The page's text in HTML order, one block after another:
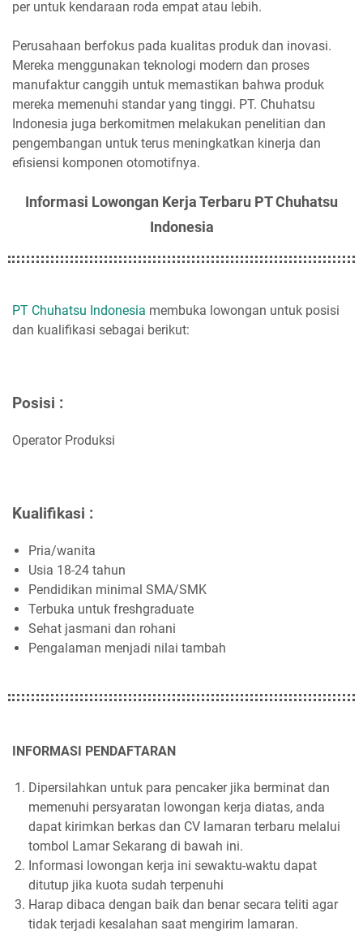
per untuk kendaraan roda empat atau lebih.
Perusahaan berfokus pada kualitas produk dan inovasi.
Mereka menggunakan teknologi modern dan proses
manufaktur canggih untuk memastikan bahwa produk
mereka memenuhi standar yang tinggi. PT. Chuhatsu
Indonesia juga berkomitmen melakukan penelitian dan
pengembangan untuk terus meningkatkan kinerja dan
efisiensi komponen otomotifnya.
Informasi Lowongan Kerja Terbaru PT Chuhatsu
Indonesia
PT Chuhatsu Indonesia membuka lowongan untuk posisi
dan kualifikasi sebagai berikut:
Posisi :
Operator Produksi
Kualifikasi :
Pria/wanita
Usia 18-24 tahun
Pendidikan minimal SMA/SMK
Terbuka untuk freshgraduate
Sehat jasmani dan rohani
Pengalaman menjadi nilai tambah
INFORMASI PENDAFTARAN
Dipersilahkan untuk para pencaker jika berminat dan
memenuhi persyaratan lowongan kerja diatas, anda
dapat kirimkan berkas dan CV lamaran terbaru melalui
tombol Lamar Sekarang di bawah ini.
Informasi lowongan kerja ini sewaktu-waktu dapat
ditutup jika kuota sudah terpenuhi
Harap dibaca dengan baik dan benar secara teliti agar
tidak terjadi kesalahan saat mengirim lamaran.